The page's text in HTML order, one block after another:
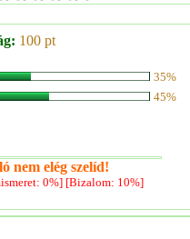
100 pt
35%
45%
nem elég szelíd!
0%] [Bizalom: 10%]